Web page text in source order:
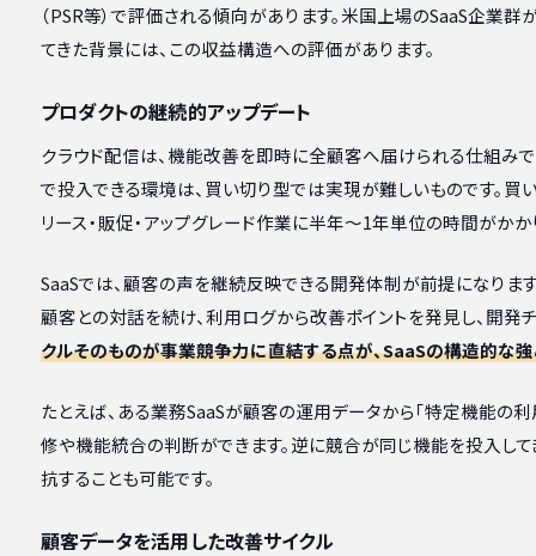
（PSR等）で評価される傾向があります。米国上場のSaaS企業群
てきた背景には、この収益構造への評価があります。
プロダクトの継続的アップデート
クラウド配信は、機能改善を即時に全顧客へ届けられる仕組み
で投入できる環境は、買い切り型では実現が難しいものです。買
リース・販促・アップグレード作業に半年〜1年単位の時間がかか
SaaSでは、顧客の声を継続反映できる開発体制が前提になりま
顧客との対話を続け、利用ログから改善ポイントを発見し、開発
クルそのものが事業競争力に直結する点が、SaaSの構造的な
たとえば、ある業務SaaSが顧客の運用データから「特定機能の
修や機能統合の判断ができます。逆に競合が同じ機能を投入し
抗することも可能です。
顧客データを活用した改善サイクル